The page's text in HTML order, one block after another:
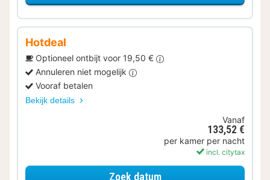
Hotdeal
Optioneel ontbijt voor 19,50 €
Annuleren niet mogelijk
Vooraf betalen
Bekijk details
Vanaf
133,52 €
per kamer per nacht
incl. citytax
Zoek datumvoor Standaard Kamer